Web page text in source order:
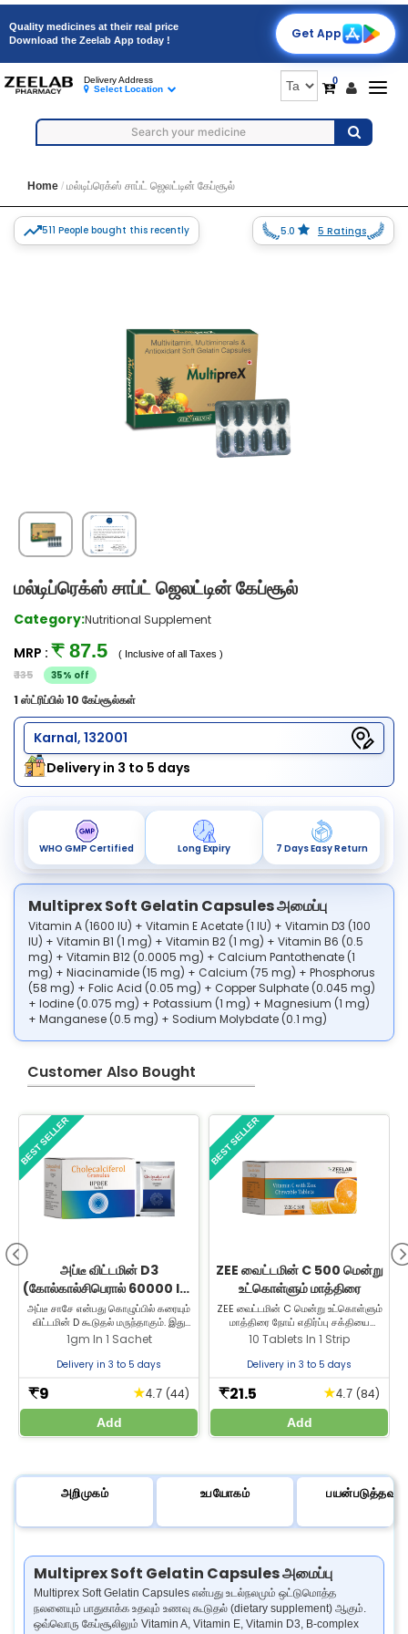
Quality medicines at their real price
Download the Zeelab App today !
Get App
0
Delivery Address
Select Location
Home மல்டிப்ரெக்ஸ் சாப்ட் ஜெலட்டின் கேப்சூல்
511 People bought this recently 5.0 5 Ratings
மல்டிப்ரெக்ஸ் சாப்ட் ஜெலட்டின் கேப்சூல்
Category:Nutritional Supplement
MRP : ₹ 87.5 ( Inclusive of all Taxes )
₹ 135 35% off
1 ஸ்ட்ரிப்பில் 10 கேப்சூல்கள்
Karnal, 132001
Delivery in 3 to 5 days
WHO GMP Certified Long Expiry 7 Days Easy Return
Multiprex Soft Gelatin Capsules அமைப்பு
Vitamin A (1600 IU) + Vitamin E Acetate (1 IU) + Vitamin D3 (100
IU) + Vitamin B1 (1 mg) + Vitamin B2 (1 mg) + Vitamin B6 (0.5
mg) + Vitamin B12 (0.0005 mg) + Calcium Pantothenate (1
mg) + Niacinamide (15 mg) + Calcium (75 mg) + Phosphorus
(58 mg) + Folic Acid (0.05 mg) + Copper Sulphate (0.045 mg)
+ Iodine (0.075 mg) + Potassium (1 mg) + Magnesium (1 mg)
+ Manganese (0.5 mg) + Sodium Molybdate (0.1 mg)
Customer Also Bought
அப்டீ விட்டமின் D3
(கோல்கால்சிபெரால் 60000 IU)
சாசே | எலும்பு & மூட்டு
ஆரோக்கியத்திற்கு
அப்டீ சாசே என்பது கொழுப்பில் கரையும்
விட்டமின் D கூடுதல் மருந்தாகும். இது
உணவு மற்றும் கூடுதல் மருந்துகளில் உள்ள
கால்சியம் மற்றும் பாஸ்பரஸை உடல் உறிஞ்ச
உதவுகிறது. வாங்க எங்கள்
1gm In 1 Sachet
Delivery in 3 to 5 days
₹9 ★4.7 (44)
Add
BEST SELLER
ZEE வைட்டமின் C 500 மென்று
உட்கொள்ளும் மாத்திரை
ZEE வைட்டமின் C மென்று உட்கொள்ளும்
மாத்திரை நோய் எதிர்ப்பு சக்தியை
அதிகரிக்க, தோல் ஆரோக்கியத்தை
பாதுகாக்க மற்றும் ஆன்டி-ஆக்ஸிடென்ட்
பாதுகாப்பை வழங்க உதவுகிறது. சிறந்த
இப்போது வாங்குங்கள்.
10 Tablets In 1 Strip
Delivery in 3 to 5 days
₹21.5 ★4.7 (84)
Add
BEST SELLER
அறிமுகம் உபயோகம் பயன்படுத்தவும்
Multiprex Soft Gelatin Capsules அமைப்பு
Multiprex Soft Gelatin Capsules என்பது உடல்நலமும் ஒட்டுமொத்த
நலனையும் பாதுகாக்க உதவும் உணவு கூடுதல் (dietary supplement) ஆகும்.
ஒவ்வொரு கேப்சூலிலும் Vitamin A, Vitamin E, Vitamin D3, B-complex